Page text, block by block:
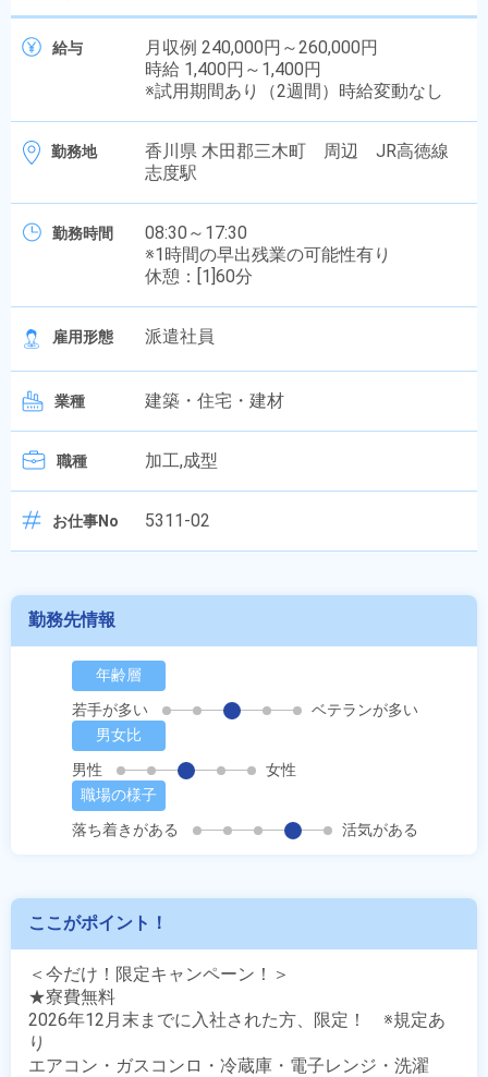
給与
月収例 240,000円～260,000円
時給 1,400円～1,400円
※試用期間あり（2週間）時給変動なし
勤務地
香川県 木田郡三木町 周辺 JR高徳線
志度駅
勤務時間
08:30～17:30
※1時間の早出残業の可能性有り
休憩：[1]60分
雇用形態 派遣社員
業種 建築・住宅・建材
職種 加工,成型
お仕事No 5311-02
勤務先情報
年齢層
若手が多い
ベテランが多い
男女比
男性
女性
職場の様子
落ち着きがある
活気がある
ここがポイント！
＜今だけ！限定キャンペーン！＞
★寮費無料
2026年12月末までに入社された方、限定！　※規定あ
り
エアコン・ガスコンロ・冷蔵庫・電子レンジ・洗濯